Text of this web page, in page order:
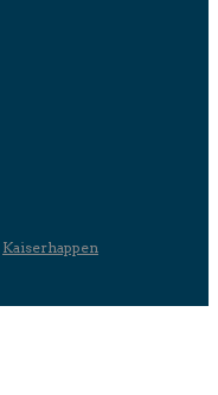
Kaiserhappen